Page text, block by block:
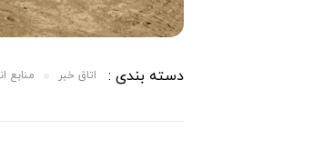
دسته بندی : اتاق خبر منابع